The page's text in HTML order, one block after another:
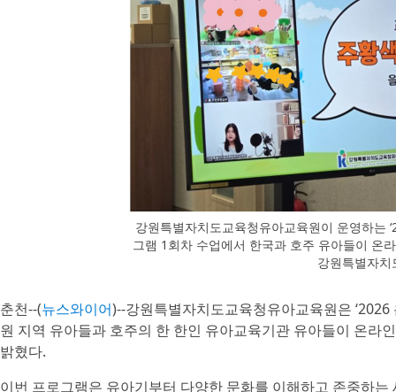
강원특별자치도교육청유아교육원이 운영하는
그램 1회차 수업에서 한국과 호주 유아들이 온
강원특별자
춘천--(뉴스와이어)--강원특별자치도교육청유아교육원은
원 지역 유아들과 호주의 한 한인 유아교육기관 유아들이 온라
밝혔다.
이번 프로그램은 유아기부터 다양한 문화를 이해하고 존중하